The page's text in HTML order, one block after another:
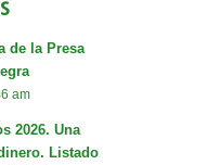
de la Presa
am
2026. Una
Listado